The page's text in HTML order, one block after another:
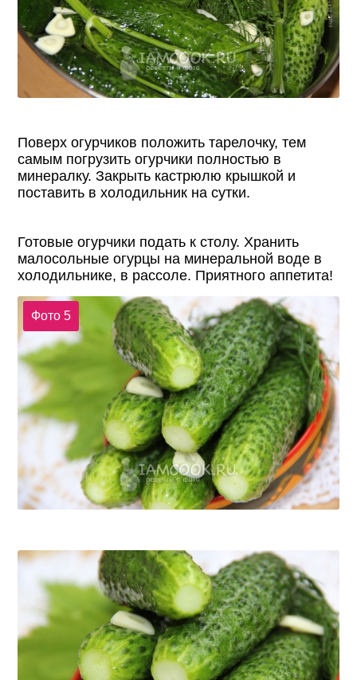
Поверх огурчиков положить тарелочку, тем
самым погрузить огурчики полностью в
минералку. Закрыть кастрюлю крышкой и
поставить в холодильник на сутки.
Готовые огурчики подать к столу. Хранить
малосольные огурцы на минеральной воде в
холодильнике, в рассоле. Приятного аппетита!
Фото 5